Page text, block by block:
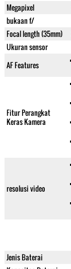
Megapixel
bukaan f/
Focal length (35mm)
Ukuran sensor
AF Features
Fitur Perangkat
Keras Kamera
resolusi video
Jenis Baterai